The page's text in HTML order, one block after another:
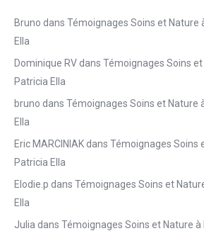
Bruno dans Témoignages Soins et Nature
Ella
Dominique RV dans Témoignages Soins
Patricia Ella
bruno dans Témoignages Soins et Nature
Ella
Eric MARCINIAK dans Témoignages Soins
Patricia Ella
Elodie.p dans Témoignages Soins et
Ella
Julia dans Témoignages Soins et Nature